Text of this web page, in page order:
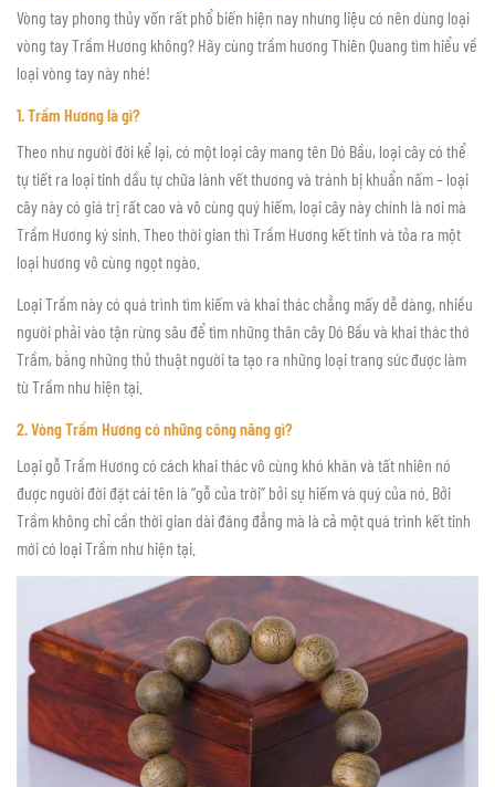
Vòng tay phong thủy vốn rất phổ biến hiện nay nhưng liệu có nên dùng loại
vòng tay Trầm Hương không? Hãy cùng trầm hương Thiên Quang tìm hiểu về
loại vòng tay này nhé!
1. Trầm Hương là gì?
Theo như người đời kể lại, có một loại cây mang tên Dó Bầu, loại cây có thể
tự tiết ra loại tinh dầu tự chữa lành vết thương và tránh bị khuẩn nấm – loại
cây này có giá trị rất cao và vô cùng quý hiếm, loại cây này chính là nơi mà
Trầm Hương ký sinh. Theo thời gian thì Trầm Hương kết tinh và tỏa ra một
loại hương vô cùng ngọt ngào.
Loại Trầm này có quá trình tìm kiếm và khai thác chẳng mấy dễ dàng, nhiều
người phải vào tận rừng sâu để tìm những thân cây Dó Bầu và khai thác thớ
Trầm, bằng những thủ thuật người ta tạo ra những loại trang sức được làm
từ Trầm như hiện tại.
2. Vòng Trầm Hương có những công năng gì?
Loại gỗ Trầm Hương có cách khai thác vô cùng khó khăn và tất nhiên nó
được người đời đặt cái tên là “gỗ của trời” bởi sự hiếm và quý của nó. Bởi
Trầm không chỉ cần thời gian dài đăng đẳng mà là cả một quá trình kết tinh
mới có loại Trầm như hiện tại.